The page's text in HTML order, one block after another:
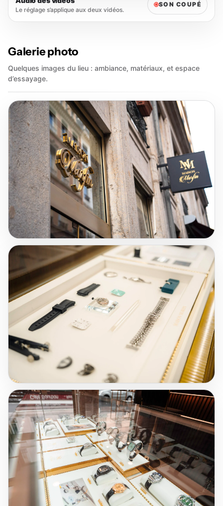
Le réglage s’applique aux deux vidéos.
SON COUPÉ
Galerie photo
Quelques images du lieu : ambiance, matériaux, et espace
d’essayage.